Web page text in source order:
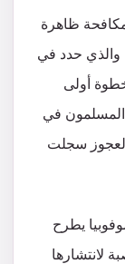
ظاهرة
والذي حدد في
أولى
المسلمون في
العجوز سجلت
يطرح
لانتشارها